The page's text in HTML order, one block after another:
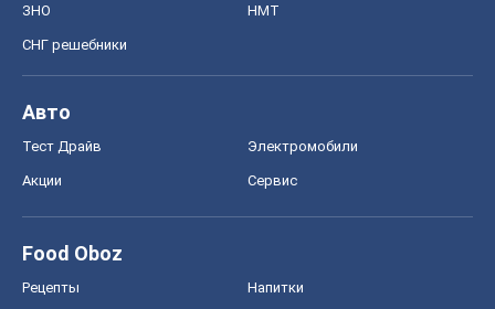
ЗНО НМТ
СНГ решебники
Авто
Тест Драйв Электромобили
Акции Сервис
Food Oboz
Рецепты Напитки